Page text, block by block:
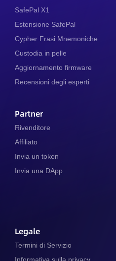
SafePal X1
Estensione SafePal
Cypher Frasi Mnemoniche
Custodia in pelle
Aggiornamento firmware
Recensioni degli esperti
Partner
Rivenditore
Affiliato
Invia un token
Invia una DApp
Legale
Termini di Servizio
Informativa sulla privacy